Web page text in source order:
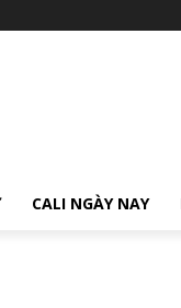
CALI NGÀY NAY